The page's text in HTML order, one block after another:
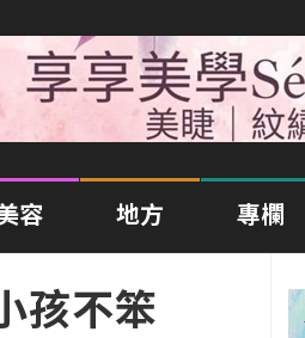
容 地方 專欄
孩不笨